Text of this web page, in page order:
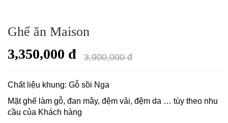
LIÊN HỆ
Ghế ăn Maison
3,350,000 đ 3,900,000 đ
Chất liệu khung: Gỗ sồi Nga
Mặt ghế làm gỗ, đan mây, đệm vải, đệm da … tùy theo nhu
cầu của Khách hàng